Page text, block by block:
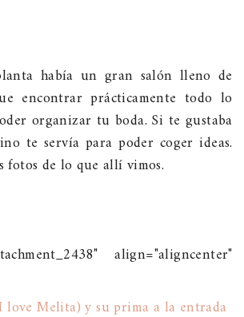
había un gran salón lleno de
encontrar prácticamente todo lo
organizar tu boda. Si te gustaba
te servía para poder coger ideas.
fotos de lo que allí vimos.
align="aligncenter"